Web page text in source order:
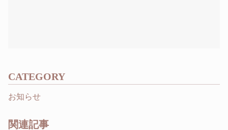
CATEGORY
お知らせ
関連記事